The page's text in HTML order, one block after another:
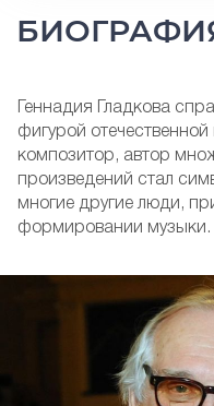
Кинопремия Ника
«На бойком месте».
Геннадия Гладкова
фигурой
композитор, автор
произведений стал
многие другие люди,
формировании музыки.